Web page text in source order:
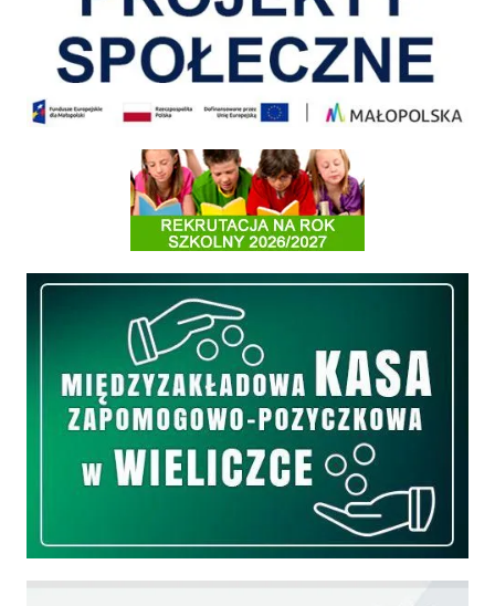
Informacja o terminach rekrutacji na rok szkolny 2026/2027
Międzyzakładowa Kasa Zapomogowo - Pożyczkowa